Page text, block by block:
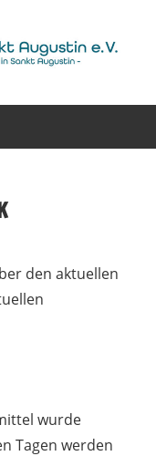
den aktuellen
wurde
Tagen werden